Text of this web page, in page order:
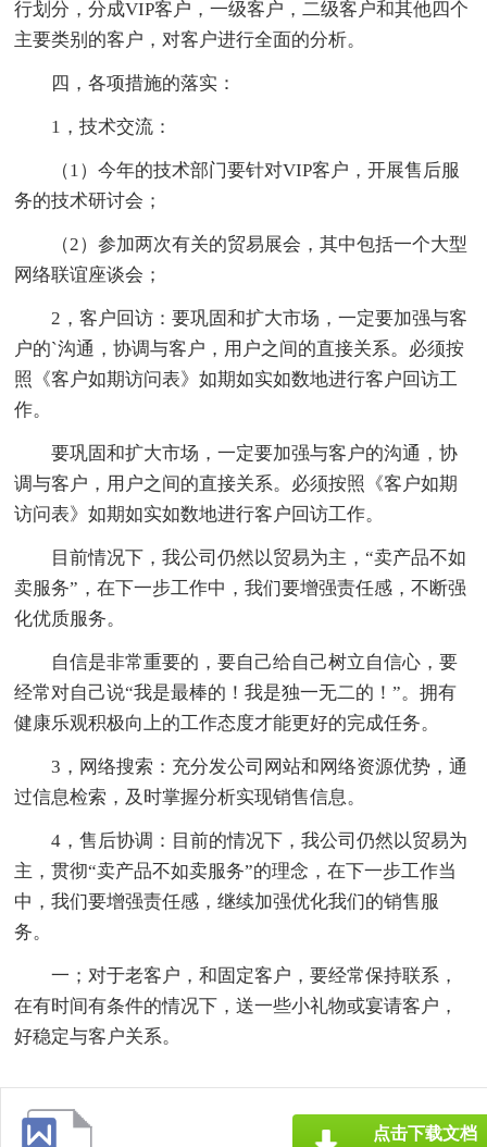
行划分，分成VIP客户，一级客户，二级客户和其他四个
主要类别的客户，对客户进行全面的分析。
四，各项措施的落实：
1，技术交流：
（1）今年的技术部门要针对VIP客户，开展售后服
务的技术研讨会；
（2）参加两次有关的贸易展会，其中包括一个大型
网络联谊座谈会；
2，客户回访：要巩固和扩大市场，一定要加强与客
户的`沟通，协调与客户，用户之间的直接关系。必须按
照《客户如期访问表》如期如实如数地进行客户回访工
作。
要巩固和扩大市场，一定要加强与客户的沟通，协
调与客户，用户之间的直接关系。必须按照《客户如期
访问表》如期如实如数地进行客户回访工作。
目前情况下，我公司仍然以贸易为主，“卖产品不如
卖服务”，在下一步工作中，我们要增强责任感，不断强
化优质服务。
自信是非常重要的，要自己给自己树立自信心，要
经常对自己说“我是最棒的！我是独一无二的！”。拥有
健康乐观积极向上的工作态度才能更好的完成任务。
3，网络搜索：充分发公司网站和网络资源优势，通
过信息检索，及时掌握分析实现销售信息。
4，售后协调：目前的情况下，我公司仍然以贸易为
主，贯彻“卖产品不如卖服务”的理念，在下一步工作当
中，我们要增强责任感，继续加强优化我们的销售服
务。
一；对于老客户，和固定客户，要经常保持联系，
在有时间有条件的情况下，送一些小礼物或宴请客户，
好稳定与客户关系。
点击下载文档